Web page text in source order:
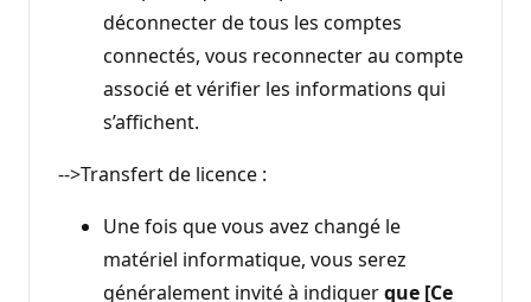
déconnecter de tous les comptes
connectés, vous reconnecter au compte
associé et vérifier les informations qui
s’affichent.
-->Transfert de licence :
Une fois que vous avez changé le
matériel informatique, vous serez
généralement invité à indiquerque [Ce